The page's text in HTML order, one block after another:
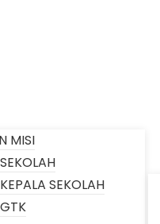
MISI
SEKOLAH